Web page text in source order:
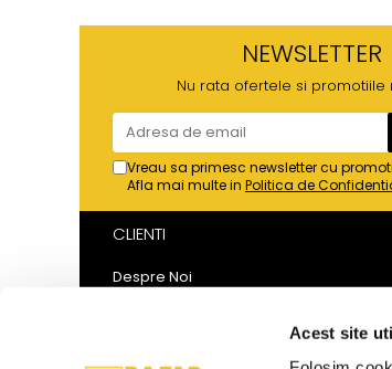
Acest site
NEWSLETTER
Nu rata ofertele si promotiile
Vreau sa primesc newsletter cu
Afla mai multe in Politica de
CLIENTI
Despre Noi